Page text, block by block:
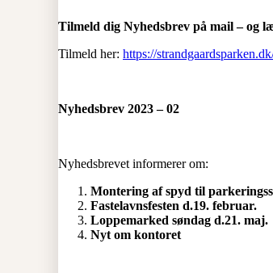
Tilmeld dig Nyhedsbrev på mail – og
Tilmeld her: https://
Nyhedsbrev 2023 – 02
Nyhedsbrevet informerer om:
Montering af spyd til
Fastelavnsfesten d.19. februar.
Loppemarked søndag d.21. maj.
Nyt om kontoret